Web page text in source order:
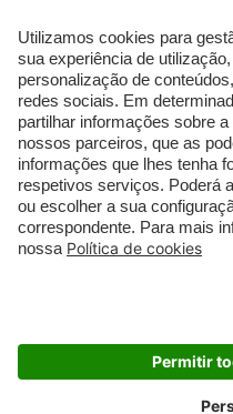
Sérum de Rosto
Body mist & Spray
corporal
Produtos para Cabelo
Homem
Espuma de Limpeza
Facial
Dermocosmética